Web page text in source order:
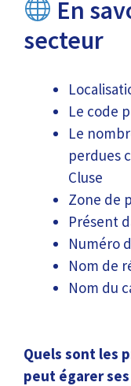
En
secteur
Le code
Le
perdues
Cluse
Zone de
Présent
Numéro
Nom de
Nom du
Quels sont les
peut égarer ses